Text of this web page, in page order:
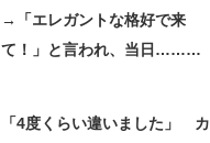
→「エレガントな格好で来
て！」と言われ、当日……ま
「4度くらい違いました」 カ